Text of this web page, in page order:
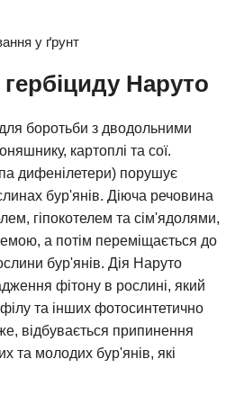
у ґрунт
гербіциду Наруто
для боротьби з дводольними
картоплі та сої.
дифенілетери) порушує
бур'янів. Діюча речовина
гіпокотелем та сім'ядолями,
а потім переміщається до
бур'янів. Дія Наруто
фітону в рослині, який
та інших фотосинтетично
відбувається припинення
та молодих бур'янів, які